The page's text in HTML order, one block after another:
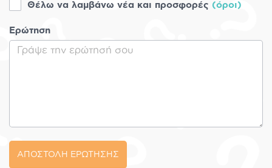
Θέλω να λαμβάνω νέα και προσφορές (όροι)
Ερώτηση
ΑΠΟΣΤΟΛΗ ΕΡΩΤΗΣΗΣ